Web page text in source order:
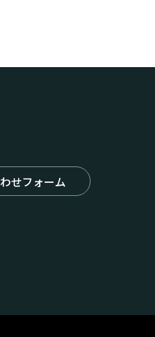
せフォーム